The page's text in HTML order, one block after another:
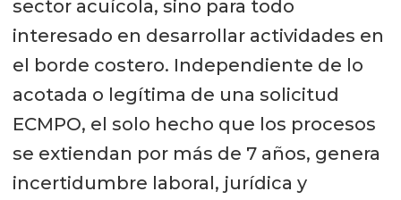
sector acuícola, sino para todo
interesado en desarrollar actividades en
el borde costero. Independiente de lo
acotada o legítima de una solicitud
ECMPO, el solo hecho que los procesos
se extiendan por más de 7 años, genera
incertidumbre laboral, jurídica y